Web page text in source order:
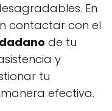
En
contactar con el
de tu
y
tu
efectiva.